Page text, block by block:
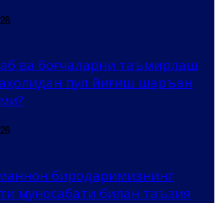
ва боғчаларни таъмирлаш
пул йиғиш шаръан
биродаримизнинг
муносабати билан таъзия